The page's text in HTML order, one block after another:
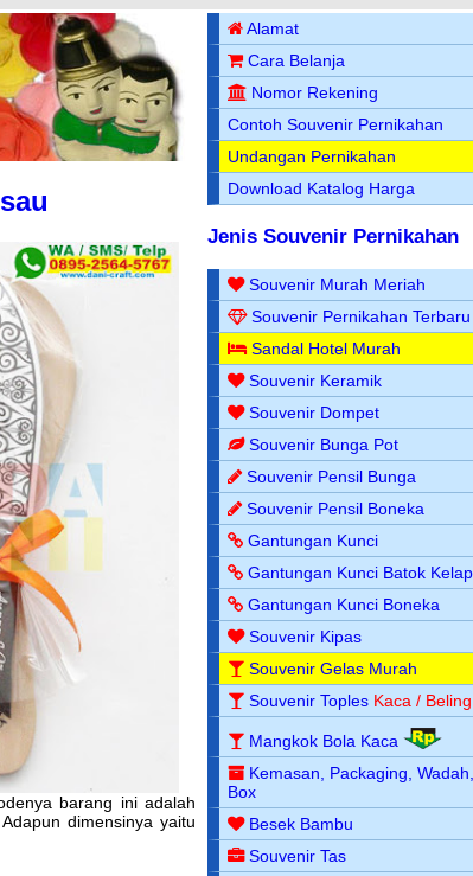
barang ini adalah
dimensinya yaitu
Alamat
Cara Belanja
Nomor Rekening
Contoh Souvenir Pernikahan
Undangan Pernikahan
Download Katalog Harga
Jenis Souvenir Pernikahan
Souvenir Murah Meriah
Souvenir Pernikahan Terbaru
Sandal Hotel Murah
Souvenir Keramik
Souvenir Dompet
Souvenir Bunga Pot
Souvenir Pensil Bunga
Souvenir Pensil Boneka
Gantungan Kunci
Gantungan Kunci Batok
Gantungan Kunci Boneka
Souvenir Kipas
Souvenir Gelas Murah
Souvenir Toples Kaca / Beling
Mangkok Bola Kaca
Kemasan, Packaging,
Box
Besek Bambu
Souvenir Tas